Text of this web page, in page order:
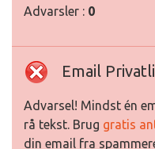
Advarsler : 0
Email
Advarsel! Mindst én
rå tekst. Brug gratis
din email fra